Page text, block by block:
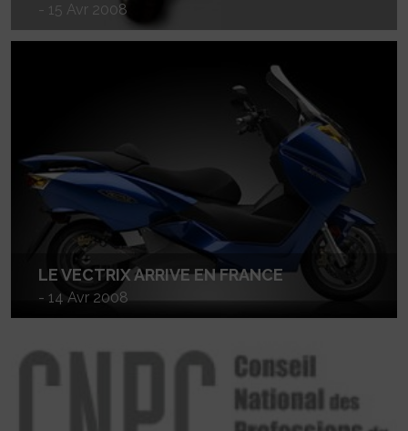
- 15 Avr 2008
LE VECTRIX ARRIVE EN FRANCE
- 14 Avr 2008